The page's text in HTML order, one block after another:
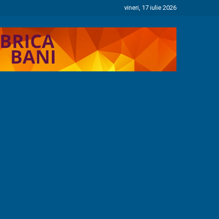
vineri, 17 iulie 2026